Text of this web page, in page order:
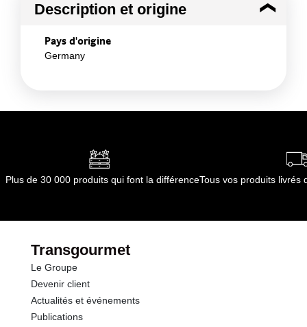
Description et origine
Pays d'origine
Germany
Plus de 30 000 produits qui font la différenceTous vos produits livrés
Transgourmet
Le Groupe
Devenir client
Actualités et événements
Publications